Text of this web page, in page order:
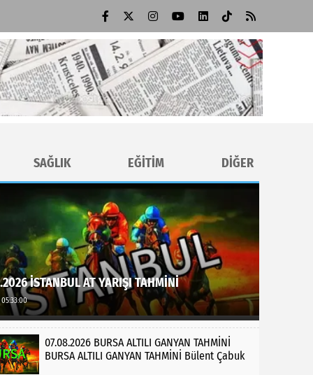
SAĞLIK EĞİTİM DİĞER
İSTANBUL AT YARIŞI TAHMİNİ
07.08.2026 BURSA ALTILI GANYAN TAHMİNİ
BURSA ALTILI GANYAN TAHMİNİ Bülent Çabuk